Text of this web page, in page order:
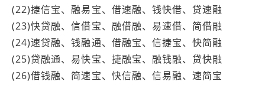
(22)捷信宝、融易宝、借速融、钱快借、贷速融
(23)快贷融、信借宝、融借融、易速借、简借融
(24)速贷融、钱融通、借融宝、信捷宝、快简融
(25)贷融通、易快宝、捷融宝、融钱融、贷快融
(26)借钱融、简速宝、快信融、信易融、速简宝